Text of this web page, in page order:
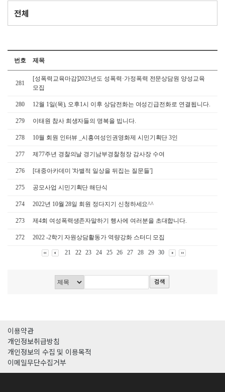
번호 제목
281
[성폭력교육마감]2023년도 성폭력·가정폭력 전문상담원 양성교육
모집
280 12월 1일(목), 오후1시 이후 상담전화는 여성긴급전화로 연결됩니다.
279 이태원 참사 희생자들의 명복을 빕니다.
278 10월 회원 인터뷰 _시흥여성인권영화제 시민기획단 3인
277 제77주년 경찰의날 경기남부경찰청장 감사장 수여
276 [대중아카데미 '차별적 일상을 뒤집는 질문들']
275 공모사업 시민기획단 해단식
274 2022년 10월 28일 회원 정다지기 신청하세요^^
273 제4회 여성폭력생존자말하기 행사에 여러분을 초대합니다.
272 2022 -2학기 자원상담활동가 역량강화 스터디 모집
21 22 23 24 25 26 27 28 29 30
이용약관
개인정보취급방침
개인정보의 수집 및 이용목적
이메일무단수집거부